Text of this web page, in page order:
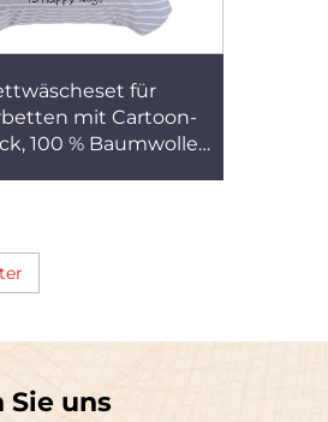
für
mit Cartoon-
100 % Baumwolle,
Hotels
uns